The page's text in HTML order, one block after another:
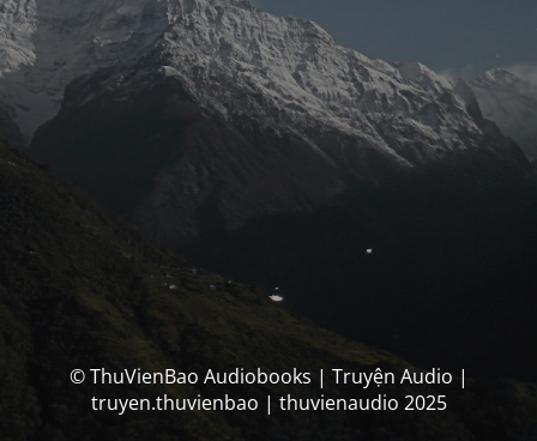
© ThuVienBao Audiobooks | Truyện Audio |
truyen.thuvienbao | thuvienaudio 2025